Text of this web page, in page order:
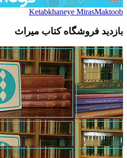
Ketabkhaneye MirasMaktoob
بازدید فروشگاه کتاب میراث